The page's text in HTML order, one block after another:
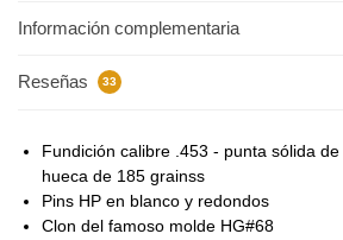
Información complementaria
Reseñas 33
Fundición calibre .453 - punta sólida
hueca de 185 grainss
Pins HP en blanco y redondos
Clon del famoso molde HG#68